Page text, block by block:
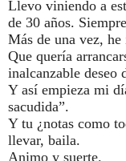
Llevo viniendo a
de 30 años.
Más de una vez,
Que quería
inalcanzable deseo
Y así empieza mi
sacudida”.
Y tu ¿notas como
llevar, baila.
Animo y suerte.